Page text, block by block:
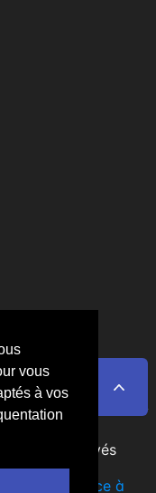
vous
à vos
droits réservés
Web Freelance à